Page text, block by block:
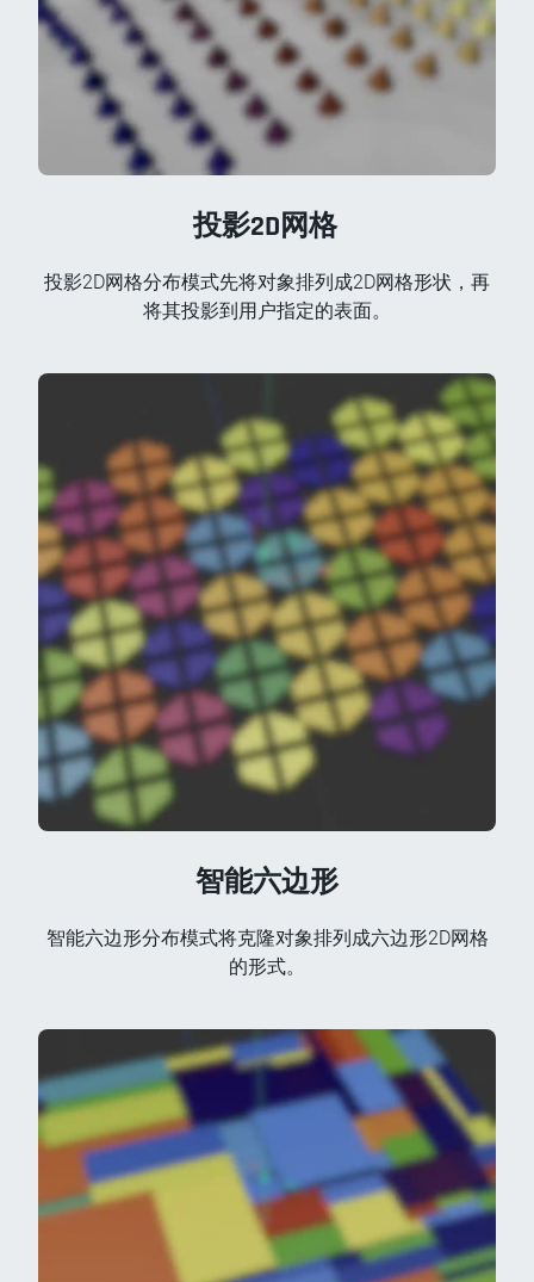
投影2D网格
投影2D网格分布模式先将对象排列成2D网格形状，再
将其投影到用户指定的表面。
智能六边形
智能六边形分布模式将克隆对象排列成六边形2D网格
的形式。